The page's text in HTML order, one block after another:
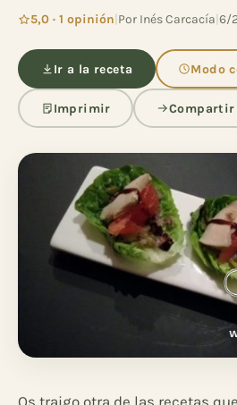
5,0 · 1 opinión Por Inés Carcacía 6/
Ir a la receta Modo
Imprimir Compartir